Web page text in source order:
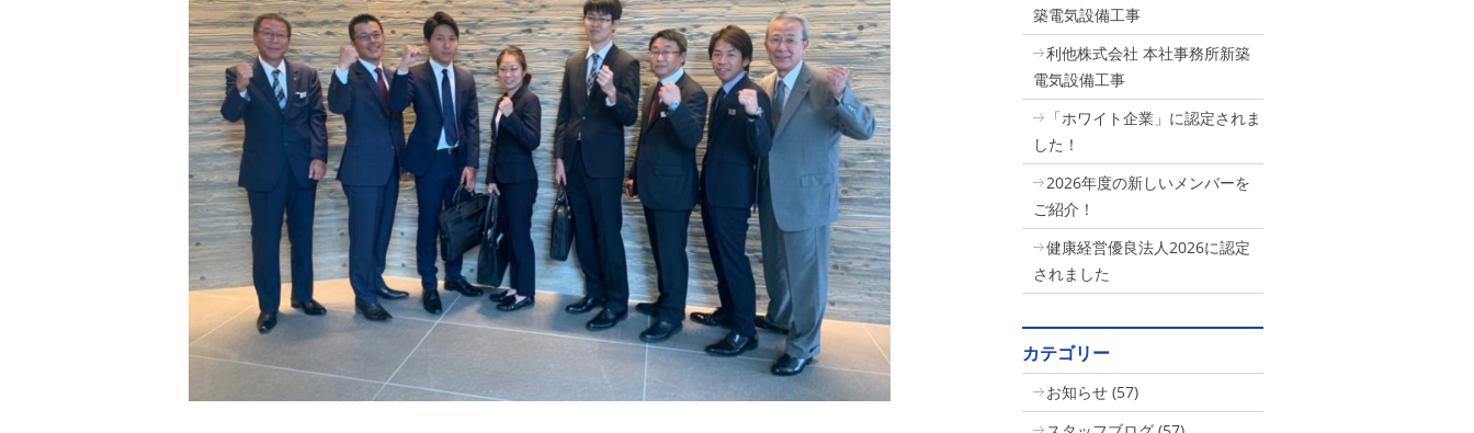
築電気設備工事
利他株式会社 本社事務所新築
電気設備工事
「ホワイト企業」に認定されま
した！
2026年度の新しいメンバーを
ご紹介！
健康経営優良法人2026に認定
されました
カテゴリー
お知らせ (57)